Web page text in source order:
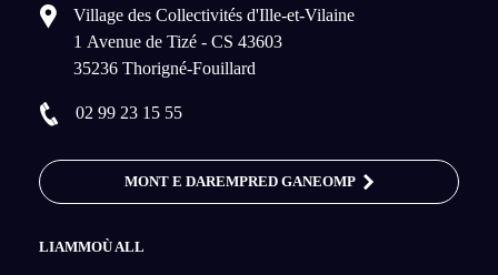
Village des Collectivités d'Ille-et-Vilaine
1 Avenue de Tizé - CS 43603
35236 Thorigné-Fouillard
02 99 23 15 55
MONT E DAREMPRED GANEOMP
LIAMMOÙ ALL